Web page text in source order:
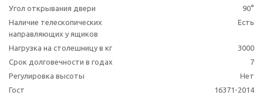
Угол открывания двери
90°
Наличие телескопических
направляющих у ящиков
Есть
Нагрузка на столешницу в кг
3000
Срок долговечности в годах
7
Регулировка высоты
Нет
Гост
16371-2014